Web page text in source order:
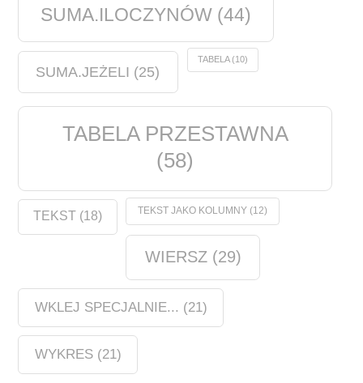
SUMA.ILOCZYNÓW (44)
SUMA.JEŻELI (25)
TABELA(10)
TABELA PRZESTAWNA
(58)
TEKST (18) TEKST JAKO KOLUMNY(12)
WIERSZ(29)
WKLEJ SPECJALNIE... (21)
WYKRES(21)